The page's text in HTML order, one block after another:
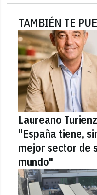
TAMBIÉN TE
Laureano
"España tiene,
mejor sector de
mundo"